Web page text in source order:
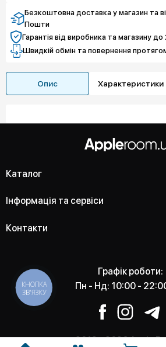
Безкоштовна доставка у магазин та
Пошти
Гарантія від виробника та магазину до
Швидкій обмін та повернення
Опис Характеристики
Каталог
Інформація та сервіси
Контакти
Графік роботи:
Пн - Нд: 10:00 -
2012 - 2026 Apple
КНОПКА
ЗВ'ЯЗКУ